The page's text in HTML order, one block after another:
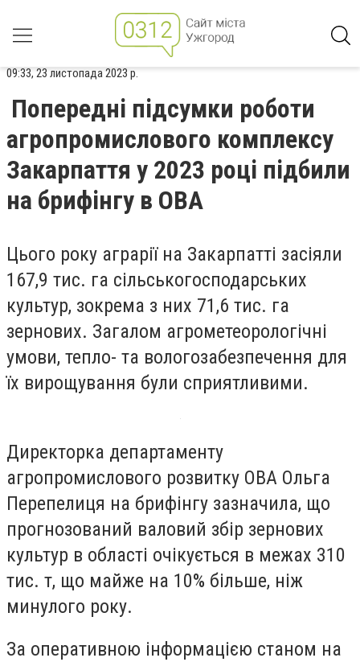
09:33, 23 листопада 2023 р.
Попередні підсумки роботи
агропромислового комплексу
Закарпаття у 2023 році підбили
на брифінгу в ОВА
Цього року аграрії на Закарпатті засіяли
167,9 тис. га сільськогосподарських
культур, зокрема з них 71,6 тис. га
зернових. Загалом агрометеорологічні
умови, тепло- та вологозабезпечення для
їх вирощування були сприятливими.
Директорка департаменту
агропромислового розвитку ОВА Ольга
Перепелиця на брифінгу зазначила, що
прогнозований валовий збір зернових
культур в області очікується в межах 310
тис. т, що майже на 10% більше, ніж
минулого року.
За оперативною інформацією станом на